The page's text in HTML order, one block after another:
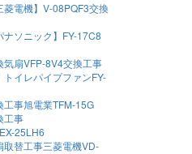
電機】V-08PQF3交換
ソニック】FY-17C8
扇VFP-8V4交換工事
イレパイプファンFY-
工事旭電業TFM-15G
工事
25LH6
替工事三菱電機VD-